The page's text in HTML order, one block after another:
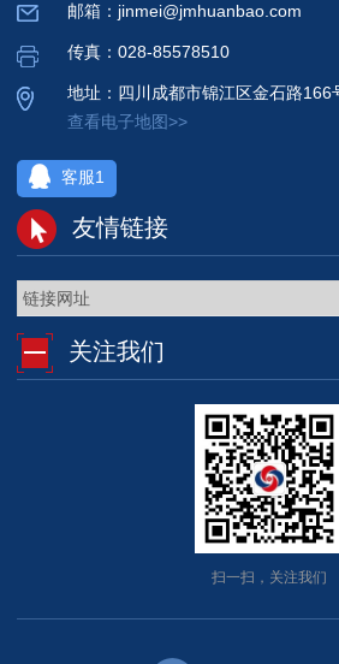
邮箱：jinmei@jmhuanbao.com
传真：028-85578510
地址：四川成都市锦江区金石路166
查看电子地图>>
客服1
友情链接
链接网址
关注我们
扫一扫，关注我们